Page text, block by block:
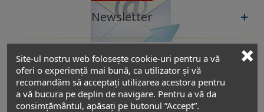
Site-ul nostru web folosește cookie-uri pentru a vă
oferi o experiență mai bună, ca utilizator și vă
recomandăm să acceptați utilizarea acestora pentru
a vă bucura pe deplin de navigare. Pentru a vă da
consimțământul, apăsați pe butonul ”Accept”.
Newsletter
De interes